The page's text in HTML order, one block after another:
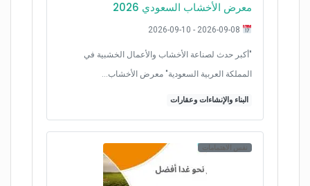
معرض الأخشاب السعودي 2026
"أكبر حدث لصناعة الأخشاب والأعمال الخشبية في
المملكة العربية السعودية" معرض الأخشاب…
البناء والإنشاءات وعقارات
نفس الاهتمامات